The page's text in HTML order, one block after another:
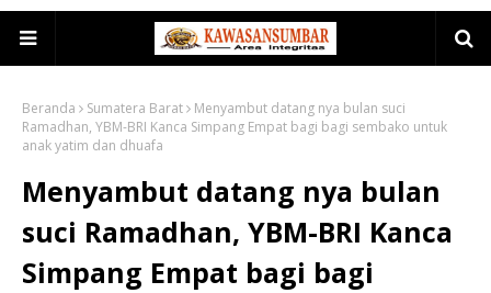
Beranda Sumatera Barat
Menyambut datang nya bulan suci
Ramadhan, YBM-BRI Kanca Simpang Empat bagi bagi sembako untuk
anak yatim dan dhuafa
Menyambut datang nya bulan
suci Ramadhan, YBM-BRI Kanca
Simpang Empat bagi bagi